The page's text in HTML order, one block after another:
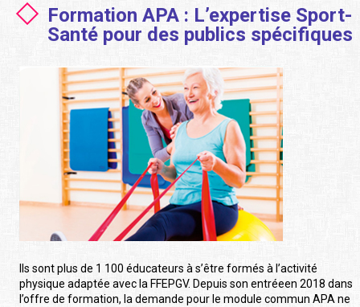
Formation APA : L’expertise Sport-
Santé pour des publics spécifiques
Ils sont plus de 1 100 éducateurs à s’être formés à l’activité
physique adaptée avec la FFEPGV. Depuis son entréeen 2018 dans
l’offre de formation, la demande pour le module commun APA ne